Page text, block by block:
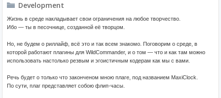
Development
Жизнь в среде накладывает свои ограничения на любое творчество.
Ибо — ты в песочнице, созданной её творцом.
Но, не будем о риллайф, всё это и так всем знакомо. Поговорим о среде, в
которой работают плагины для WildCommander, и о том — что и как там можно
использовать настолько резвым и эгоистичным кодерам как мы с вами.
Речь будет о только что законченом мною плаге, под названием MaxiClock.
По сути, плаг представляет собою флип-часы.